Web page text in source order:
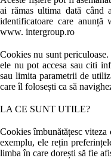
ai rămas ultima dată
identificatoare care
www. intergroup.ro
Cookies nu sunt
ele nu pot accesa sau citi
sau limita parametrii de
care îl folosești ca să
LA CE SUNT UTILE?
Cookies îmbunătățesc
exemplu, ele rețin
limba în care dorești să fie